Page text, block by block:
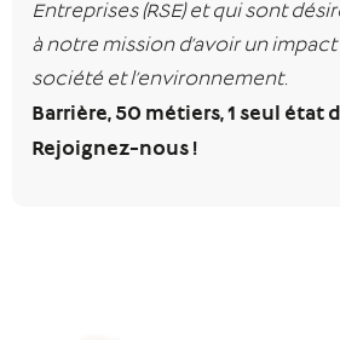
Entreprises (RSE) et qui sont
à notre mission d’avoir un
société et l’environnement.
Barrière, 50 métiers, 1 seul état
Rejoignez-nous !